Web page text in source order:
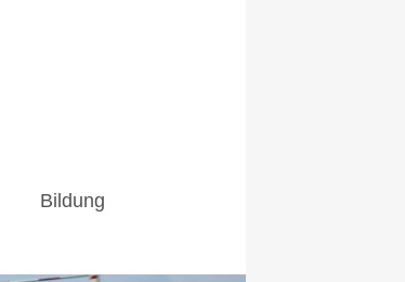
Bildung